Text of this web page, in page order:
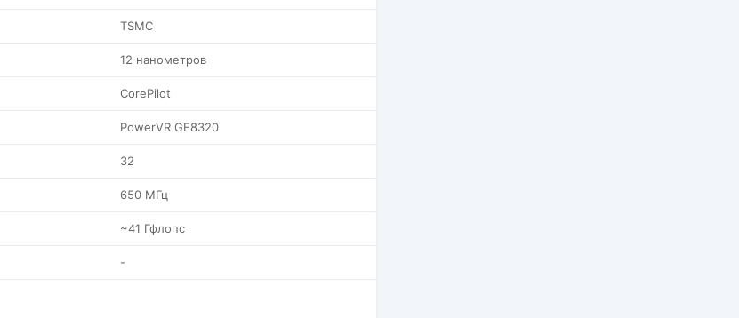
TSMC
12 нанометров
CorePilot
PowerVR GE8320
32
650 МГц
~41 Гфлопс
-